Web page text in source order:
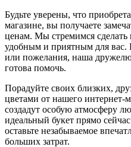
Будьте уверены, что
магазине, вы получаете
ценам. Мы стремимся сделать
удобным и приятным для вас.
или пожелания, наша
готова помочь.
Порадуйте своих близких,
цветами от нашего интернет-
создадут особую атмосферу
идеальный букет прямо
оставьте незабываемое
больших затрат.